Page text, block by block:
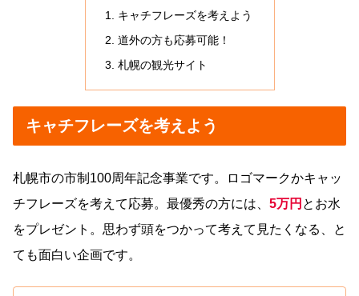
キャチフレーズを考えよう
道外の方も応募可能！
札幌の観光サイト
キャチフレーズを考えよう
札幌市の市制100周年記念事業です。ロゴマークかキャッ
チフレーズを考えて応募。最優秀の方には、 5万円 とお水
をプレゼント。思わず頭をつかって考えて見たくなる、と
ても面白い企画です。